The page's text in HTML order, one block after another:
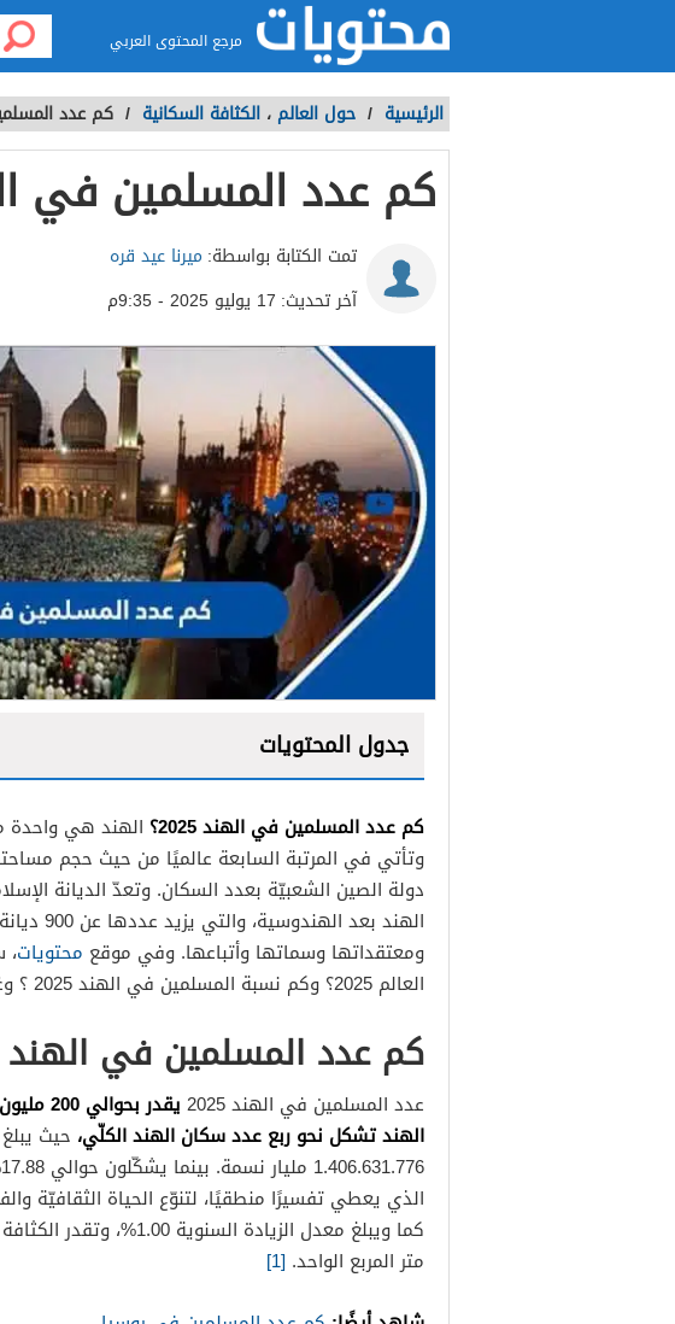
مرجع المحتوى العربي
الرئيسية / حول العالم ، الكثافة السكانية / كم عدد
كم عدد المسلمين في
تمت الكتابة بواسطة: ميرنا عيد قره
آخر تحديث: 17 يوليو 2025 - 9:35م
جدول المحتويات
كم عدد المسلمين في الهند 2025؟
الهند هي واحدة
وتأتي في المرتبة السابعة عالميًا من حيث حجم
دولة الصين الشعبيّة بعدد السكان. وتعدّ الديانة
الهند
ومعتقداتها وسماتها وأتباعها. وفي موقع محتويات،
العالم 2025؟ وكم نسبة المسلمين في الهند 2025 ؟ وغيرها من المعلومات.
كم عدد المسلمين في الهند 2025
عدد المسلمين في الهند 2025
يقدر
الهند تشكل نحو ربع عدد سكان الهند الكلّي،
الذي يعطي تفسيرًا منطقيًا، لتنوّع الحياة الثقافيّة
متر المربع الواحد. [1]